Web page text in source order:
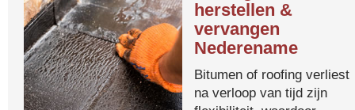
herstellen &
vervangen
Nederename
Bitumen of roofing verliest
na verloop van tijd zijn